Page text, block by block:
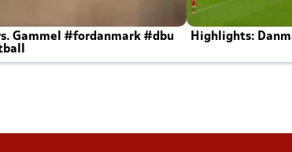
Gammel #fordanmark #dbu
Highlights: